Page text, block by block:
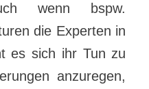
wenn bspw.
die Experten in
es sich ihr Tun zu
anzuregen,